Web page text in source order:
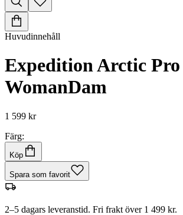
Huvudinnehåll
Expedition Arctic Pro
WomanDam
1 599 kr
Färg:
Köp
Spara som favorit
2–5 dagars leveranstid. Fri frakt över 1 499 kr.